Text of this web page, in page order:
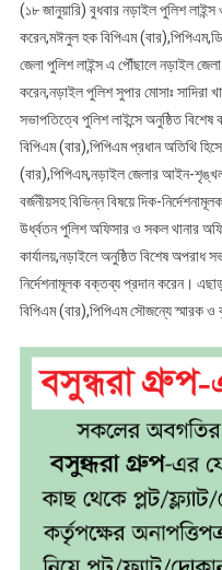
(১৮ জানুয়ারি) বুধবার নড়াইল পুলিশ লাইন্স
করেন,মঈনুল হক বিপিএম
জেলা পুলিশ লাইন্স এ পৌঁছালে নড়াইল
করেন,নড়াইল পুলিশ সুপার মোসাঃ সাদিরা
সভাপতিত্বে পুলিশ লাইন্সে অনুষ্ঠিত
বিপিএম (বার),পিপিএম প্রধান অতিথি
(বার),পিপিএম,নড়াইল জেলার আইন-শৃঙ্খলা
বর্জনীয়সহ বিভিন্ন বিষয়ে দিক-
উর্ধ্বতন পুলিশ অফিসার ও সকল থানার
কার্যালয়,নড়াইলে অনুষ্ঠিত বিশেষ অপরাধ
নির্দেশনামূলক বক্তব্য প্রদান করেন।
বিপিএম (বার),পিপিএম সৌজন্যে স্মারক